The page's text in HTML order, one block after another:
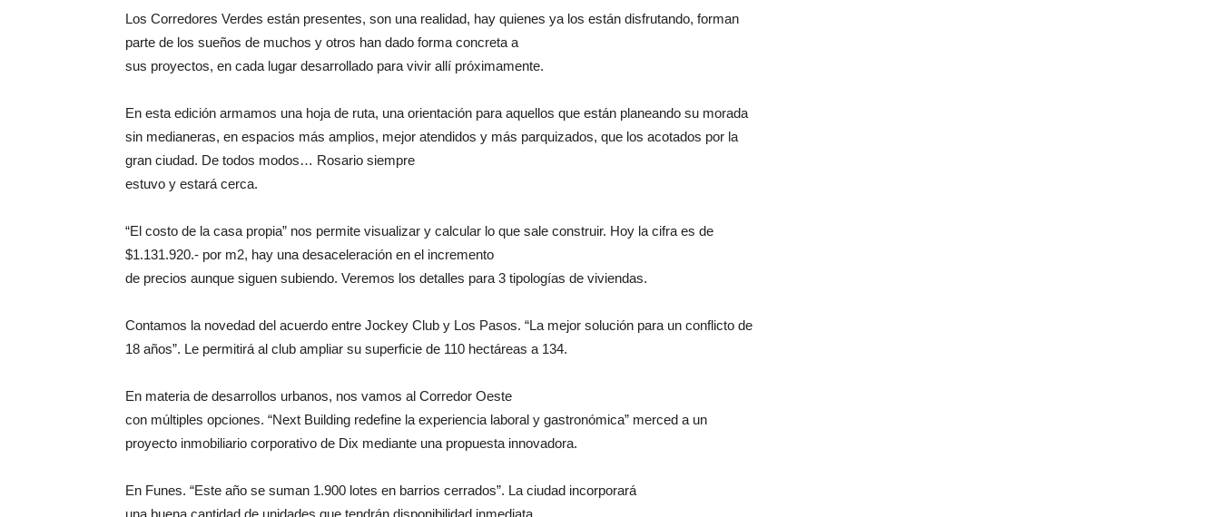
Los Corredores Verdes están presentes, son una realidad, hay quienes ya los están disfrutando, forman
parte de los sueños de muchos y otros han dado forma concreta a
sus proyectos, en cada lugar desarrollado para vivir allí próximamente.
En esta edición armamos una hoja de ruta, una orientación para aquellos que están planeando su morada
sin medianeras, en espacios más amplios, mejor atendidos y más parquizados, que los acotados por la
gran ciudad. De todos modos… Rosario siempre
estuvo y estará cerca.
“El costo de la casa propia” nos permite visualizar y calcular lo que sale construir. Hoy la cifra es de
$1.131.920.- por m2, hay una desaceleración en el incremento
de precios aunque siguen subiendo. Veremos los detalles para 3 tipologías de viviendas.
Contamos la novedad del acuerdo entre Jockey Club y Los Pasos. “La mejor solución para un conflicto de
18 años”. Le permitirá al club ampliar su superficie de 110 hectáreas a 134.
En materia de desarrollos urbanos, nos vamos al Corredor Oeste
con múltiples opciones. “Next Building redefine la experiencia laboral y gastronómica” merced a un
proyecto inmobiliario corporativo de Dix mediante una propuesta innovadora.
En Funes. “Este año se suman 1.900 lotes en barrios cerrados”. La ciudad incorporará
una buena cantidad de unidades que tendrán disponibilidad inmediata.